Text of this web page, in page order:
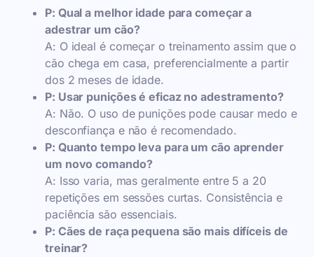
P: Qual a melhor idade para começar a
adestrar um cão?
A: O ideal é começar o treinamento assim que o
cão chega em casa, preferencialmente a partir
dos 2 meses de idade.
P: Usar punições é eficaz no adestramento?
A: Não. O uso de punições pode causar medo e
desconfiança e não é recomendado.
P: Quanto tempo leva para um cão aprender
um novo comando?
A: Isso varia, mas geralmente entre 5 a 20
repetições em sessões curtas. Consistência e
paciência são essenciais.
P: Cães de raça pequena são mais difíceis de
treinar?